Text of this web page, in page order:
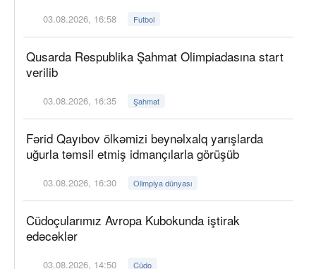
03.08.2026, 16:58 Futbol
Qusarda Respublika Şahmat Olimpiadasına start
verilib
03.08.2026, 16:35 Şahmat
Fərid Qayıbov ölkəmizi beynəlxalq yarışlarda
uğurla təmsil etmiş idmançılarla görüşüb
03.08.2026, 16:30 Olimpiya dünyası
Cüdoçularımız Avropa Kubokunda iştirak
edəcəklər
03.08.2026, 14:50 Cüdo